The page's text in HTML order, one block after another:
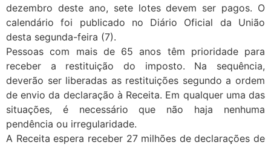
dezembro deste ano, sete lotes devem ser pagos. O
calendário foi publicado no Diário Oficial da União
desta segunda-feira (7).
Pessoas com mais de 65 anos têm prioridade para
receber a restituição do imposto. Na sequência,
deverão ser liberadas as restituições segundo a ordem
de envio da declaração à Receita. Em qualquer uma das
situações, é necessário que não haja nenhuma
pendência ou irregularidade.
A Receita espera receber 27 milhões de declarações de